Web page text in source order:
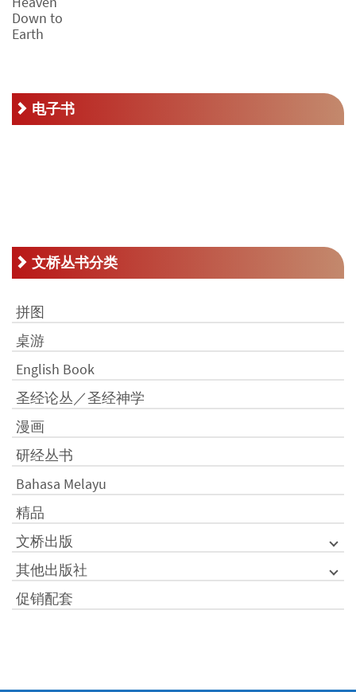
电子书
文桥丛书分类
拼图
桌游
English Book
圣经论丛／圣经神学
漫画
研经丛书
Bahasa Melayu
精品
文桥出版
其他出版社
促销配套